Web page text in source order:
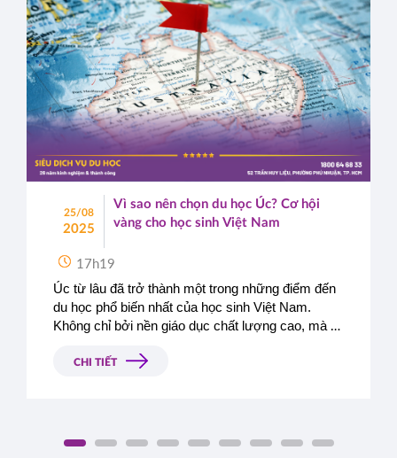
25/08
2025
Vì sao nên chọn du học Úc? Cơ hội
vàng cho học sinh Việt Nam
17h19
Úc từ lâu đã trở thành một trong những điểm đến
du học phổ biến nhất của học sinh Việt Nam.
Không chỉ bởi nền giáo dục chất lượng cao, mà
rõ ràng và chính sách hỗ trợ hấp dẫn dành cho
mạnh mẽ của đất nước này.
CHI TIẾT